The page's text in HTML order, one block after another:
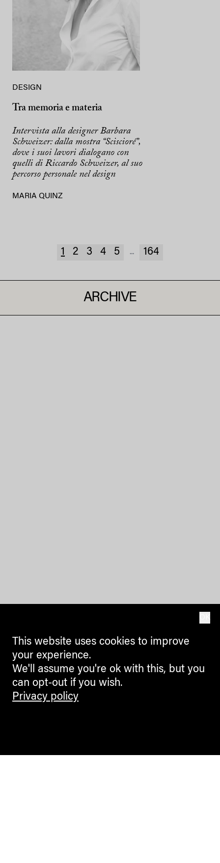
DESIGN
Tra memoria e materia
Intervista alla designer Barbara
Schweizer: dalla mostra “Sciscioré”,
dove i suoi lavori dialogano con
quelli di Riccardo Schweizer, al suo
percorso personale nel design
MARIA QUINZ
1 2 3 4 5 ... 164
ARCHIVE
This website uses cookies to improve
your experience.
We'll assume you're ok with this, but you
can opt-out if you wish.
Privacy policy